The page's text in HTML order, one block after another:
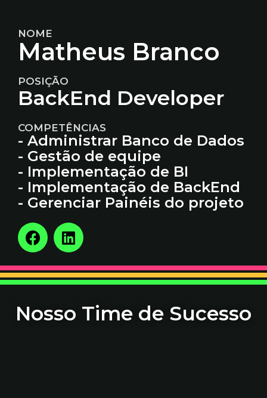
NOME
Matheus Branco
POSIÇÃO
BackEnd Developer
COMPETÊNCIAS
- Administrar Banco de Dados
- Gestão de equipe
- Implementação de BI
- Implementação de BackEnd
- Gerenciar Painéis do projeto
Nosso Time de Sucesso